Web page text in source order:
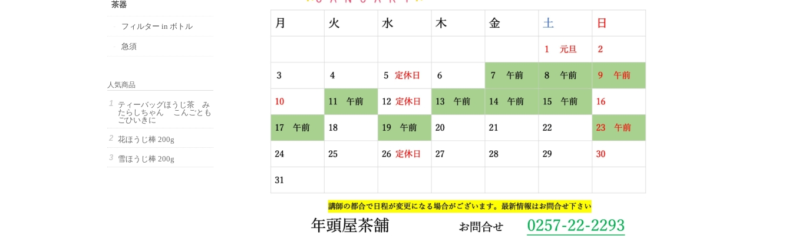
茶器
フィルター in ボトル
急須
人気商品
ティーバッグほうじ茶 み
たらしちゃん こんごとも
ごひいきに
花ほうじ棒 200g
雪ほうじ棒 200g